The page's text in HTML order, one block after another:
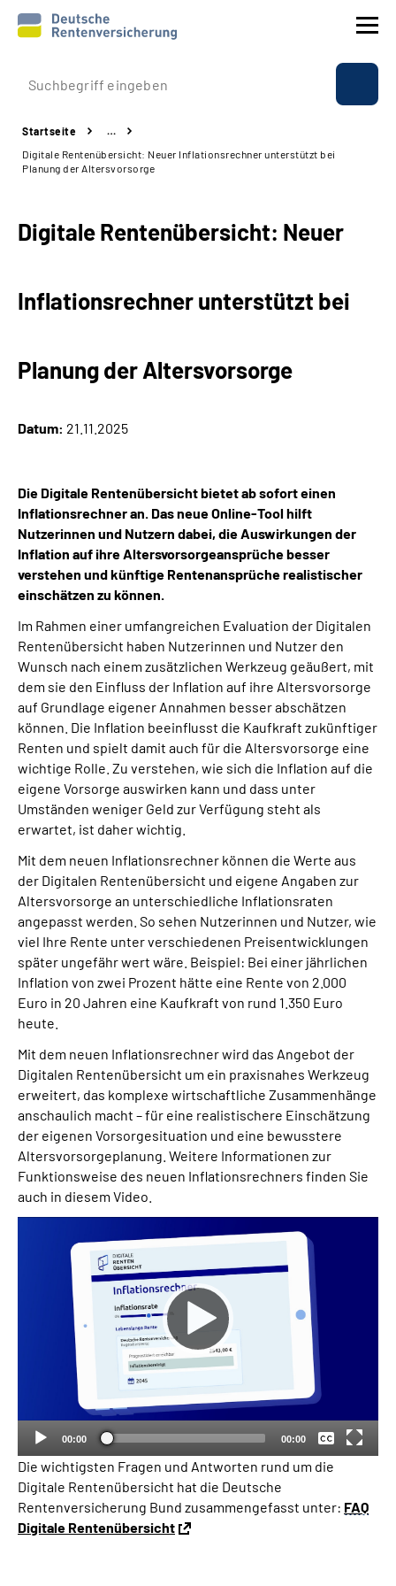
Prävention
Reha
Beratung & Kontakt
Experten
Suche
Language
Inhalte in Gebärdensprache (DGS)
Leichte Sprache
Mein Kundenportal
Startseite
…
Digitale Rentenübersicht: Neuer Inflationsrechner unterstützt bei
Planung der Altersvorsorge
Digitale Rentenübersicht: Neuer
Inflationsrechner unterstützt bei
Planung der Altersvorsorge
Datum: 21.11.2025
Die Digitale Rentenübersicht bietet ab sofort einen
Inflationsrechner an. Das neue Online-Tool hilft
Nutzerinnen und Nutzern dabei, die Auswirkungen der
Inflation auf ihre Altersvorsorgeansprüche besser
verstehen und künftige Rentenansprüche realistischer
einschätzen zu können.
Im Rahmen einer umfangreichen Evaluation der Digitalen
Rentenübersicht haben Nutzerinnen und Nutzer den
Wunsch nach einem zusätzlichen Werkzeug geäußert, mit
dem sie den Einfluss der Inflation auf ihre Altersvorsorge
auf Grundlage eigener Annahmen besser abschätzen
können. Die Inflation beeinflusst die Kaufkraft zukünftiger
Renten und spielt damit auch für die Altersvorsorge eine
wichtige Rolle. Zu verstehen, wie sich die Inflation auf die
eigene Vorsorge auswirken kann und dass unter
Umständen weniger Geld zur Verfügung steht als
erwartet, ist daher wichtig.
Mit dem neuen Inflationsrechner können die Werte aus
der Digitalen Rentenübersicht und eigene Angaben zur
Altersvorsorge an unterschiedliche Inflationsraten
angepasst werden. So sehen Nutzerinnen und Nutzer, wie
viel Ihre Rente unter verschiedenen Preisentwicklungen
später ungefähr wert wäre. Beispiel: Bei einer jährlichen
Inflation von zwei Prozent hätte eine Rente von 2.000
Euro in 20 Jahren eine Kaufkraft von rund 1.350 Euro
heute.
Mit dem neuen Inflationsrechner wird das Angebot der
Digitalen Rentenübersicht um ein praxisnahes Werkzeug
erweitert, das komplexe wirtschaftliche Zusammenhänge
anschaulich macht – für eine realistischere Einschätzung
der eigenen Vorsorgesituation und eine bewusstere
Altersvorsorgeplanung. Weitere Informationen zur
Funktionsweise des neuen Inflationsrechners finden Sie
auch in diesem Video.
00:00 00:00
Die wichtigsten Fragen und Antworten rund um die
Digitale Rentenübersicht hat die Deutsche
Rentenversicherung Bund zusammengefasst unter: FAQ
Digitale Rentenübersicht